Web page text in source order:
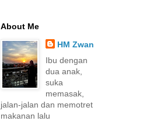
About Me
HM Zwan
Ibu dengan
dua anak,
suka
memasak,
jalan-jalan dan memotret
makanan lalu